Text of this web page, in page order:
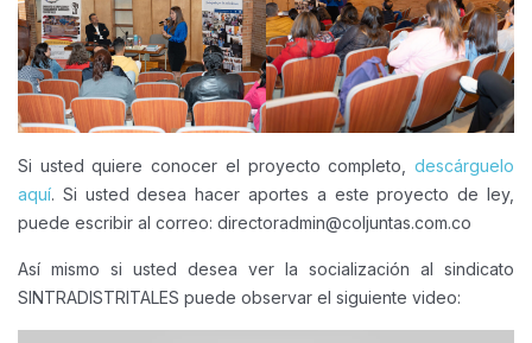
Si usted quiere conocer el proyecto completo, descárguelo
aquí. Si usted desea hacer aportes a este proyecto de ley,
puede escribir al correo: directoradmin@coljuntas.com.co
Así mismo si usted desea ver la socialización al sindicato
SINTRADISTRITALES puede observar el siguiente video: